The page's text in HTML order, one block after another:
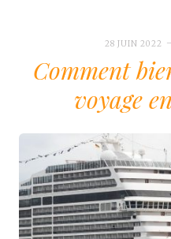
28 JUIN 2022
Comment
voyage